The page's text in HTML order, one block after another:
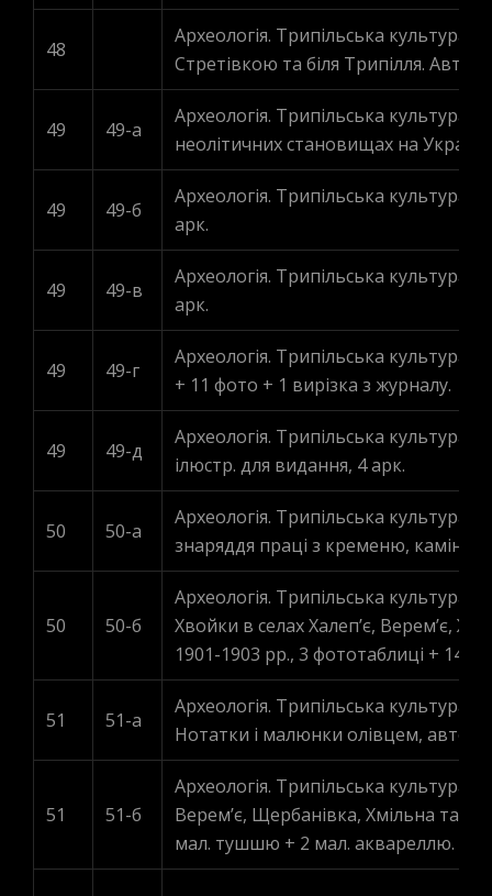
48
Археологія. Трипільська культура.
Стретівкою та біля Трипілля.
49 49-а
Археологія. Трипільська культура.
неолітичних становищах на
49 49-б
Археологія. Трипільська культура.
арк.
49 49-в
Археологія. Трипільська культура.
арк.
49 49-г
Археологія. Трипільська культура.
+ 11 фото + 1 вирізка з журналу.
49 49-д
Археологія. Трипільська культура.
ілюстр. для видання, 4 арк.
50 50-a
Археологія. Трипільська культура.
знаряддя праці з кременю, каміння,
50 50-б
Археологія. Трипільська культура.
Хвойки в селах Халеп’є, Верем’є,
1901-1903 рр., 3 фототаблиці + 14
51 51-а
Археологія. Трипільська культура.
Нотатки і малюнки олівцем,
51 51-б
Археологія. Трипільська культура.
Верем’є, Щербанівка, Хмільна та
мал. тушшю + 2 мал. аквареллю.